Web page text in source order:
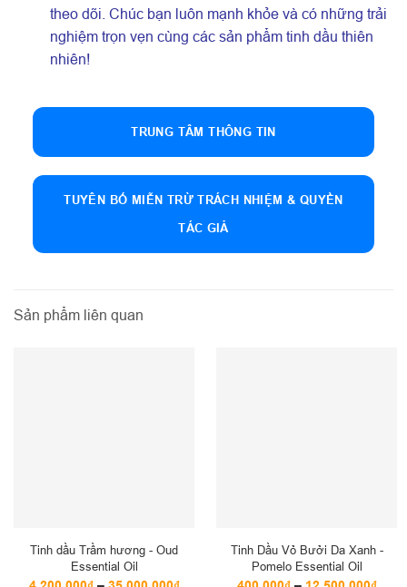
theo dõi. Chúc bạn luôn mạnh khỏe và có những trải
nghiệm trọn vẹn cùng các sản phẩm tinh dầu thiên
nhiên!
TRUNG TÂM THÔNG TIN
TUYÊN BỐ MIỄN TRỪ TRÁCH NHIỆM & QUYỀN
TÁC GIẢ
Sản phẩm liên quan
Tinh dầu Trầm hương - Oud
Essential Oil
Tinh Dầu Vỏ Bưởi Da Xanh -
Pomelo Essential Oil